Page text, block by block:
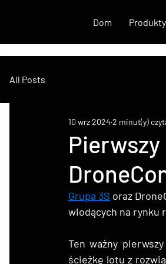
Dom Produkty
All Posts
10 wrz 2024 2 minut(y)
Grupa 3S oraz
wiodących na rynku
Ten ważny
ścieżkę lotu z